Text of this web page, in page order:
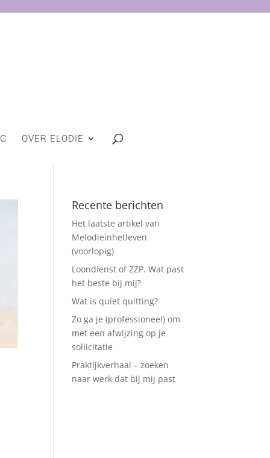
OVER ELODIE
Recente berichten
Het laatste artikel van
Melodieinhetleven
(voorlopig)
Loondienst of ZZP. Wat past
het beste bij mij?
Wat is quiet quitting?
Zo ga je (professioneel) om
met een afwijzing op je
sollicitatie
Praktijkverhaal – zoeken
naar werk dat bij mij past